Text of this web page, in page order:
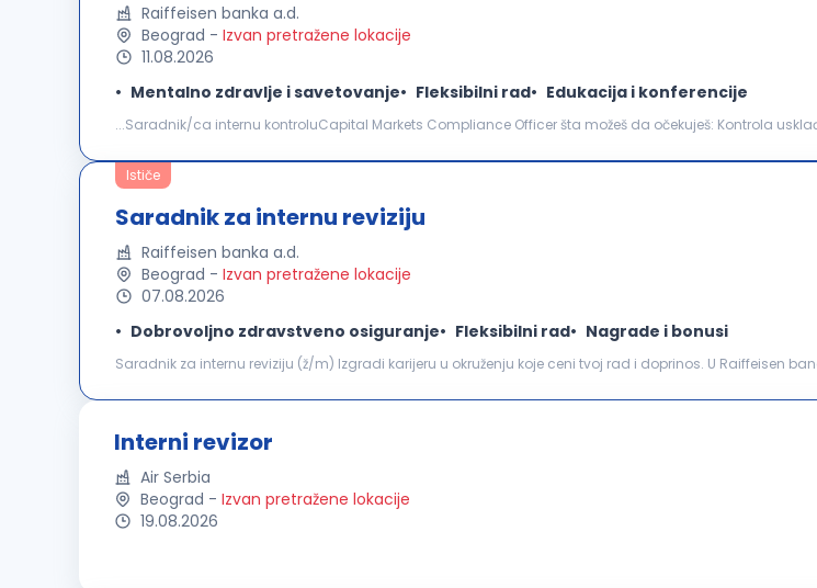
Raiffeisen banka a.d.
Beograd - Izvan pretražene lokacije
11.08.2026
Mentalno zdravlje i savetovanje
Fleksibilni rad Edukacija i konferencije
...Saradnik/ca internu kontroluCapital Markets Compliance Officer šta možeš da očekuješ: Kontrola usklađenosti poslovanja banke sa propisima, grupnim
Ističe
Saradnik za internu reviziju
Raiffeisen banka a.d.
Beograd - Izvan pretražene lokacije
07.08.2026
Dobrovoljno zdravstveno osiguranje
Fleksibilni rad Nagrade i bonusi
Saradnik za internu reviziju (ž/m) Izgradi karijeru u okruženju koje ceni tvoj rad i doprinos. U Raiffeisen
Interni revizor
Air Serbia
Beograd - Izvan pretražene lokacije
19.08.2026